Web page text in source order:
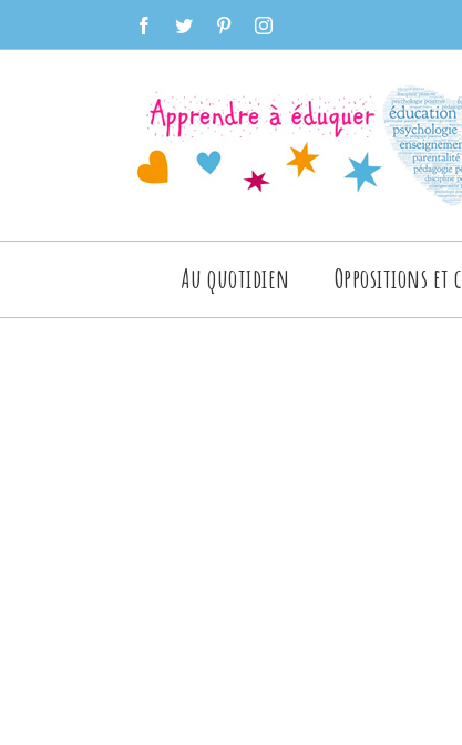
to
facebooktwitter pinterestinstagram
Rechercher
Au quotidien Oppositions et